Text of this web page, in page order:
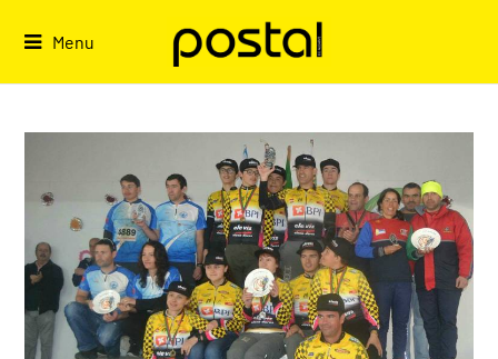
Menu